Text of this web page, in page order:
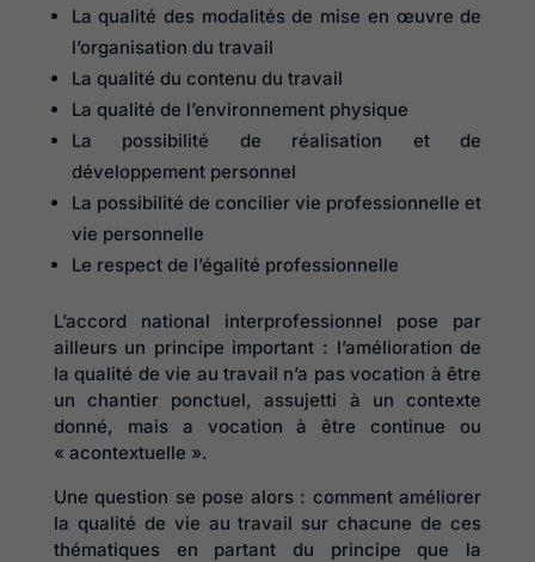
La qualité des modalités de mise en œuvre de
l’organisation du travail
La qualité du contenu du travail
La qualité de l’environnement physique
La possibilité de réalisation et de
développement personnel
La possibilité de concilier vie professionnelle et
vie personnelle
Le respect de l’égalité professionnelle
L’accord national interprofessionnel pose par
ailleurs un principe important : l’amélioration de
la qualité de vie au travail n’a pas vocation à être
un chantier ponctuel, assujetti à un contexte
donné, mais a vocation à être continue ou
« acontextuelle ».
Une question se pose alors : comment améliorer
la qualité de vie au travail sur chacune de ces
thématiques en partant du principe que la